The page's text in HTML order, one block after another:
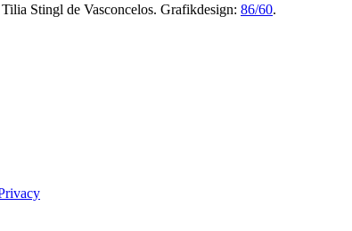
Stingl de Vasconcelos. Grafikdesign: 86/60.